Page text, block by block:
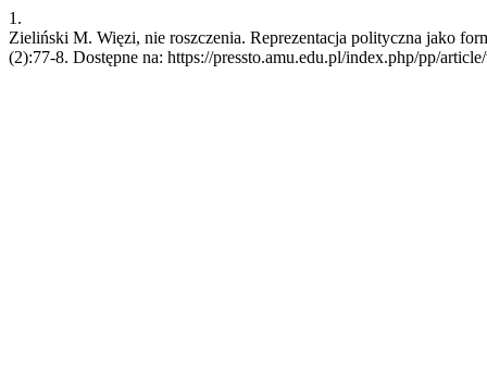
1.
Zieliński M. Więzi, nie roszczenia. Reprezentacja polityczna jako
(2):77-8. Dostępne na: https://pressto.amu.edu.pl/index.php/pp/